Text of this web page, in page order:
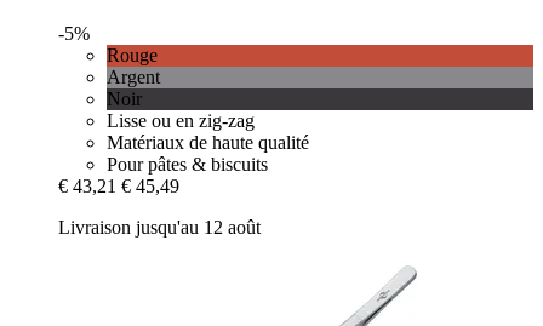
-5%
Rouge
Argent
Noir
Lisse ou en zig-zag
Matériaux de haute qualité
Pour pâtes & biscuits
€ 43,21 € 45,49
Livraison jusqu'au 12 août